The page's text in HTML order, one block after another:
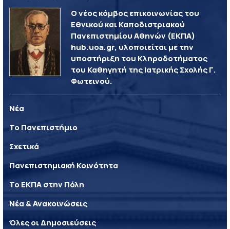
Ο νέος κόμβος επικοινωνίας του
Εθνικού και Καποδιστριακού
Πανεπιστημίου Αθηνών (ΕΚΠΑ)
hub.uoa.gr, υλοποιείται με την
υποστήριξη του Κληροδοτήματος
του Καθηγητή της Ιατρικής Σχολής Γ.
Φωτεινού.
Νέα
Το Πανεπιστήμιο
Σχετικά
Πανεπιστημιακή Κοινότητα
Το ΕΚΠΑ στην Πόλη
Νέα & Ανακοινώσεις
Όλες οι Δημοσιεύσεις